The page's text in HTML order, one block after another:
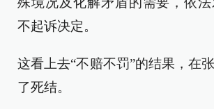
不起诉决定。
这看上去“不赔不罚”的结果，在
了死结。